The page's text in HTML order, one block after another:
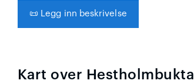
📜 Legg inn beskrivelse
Kart over Hestholmbukta